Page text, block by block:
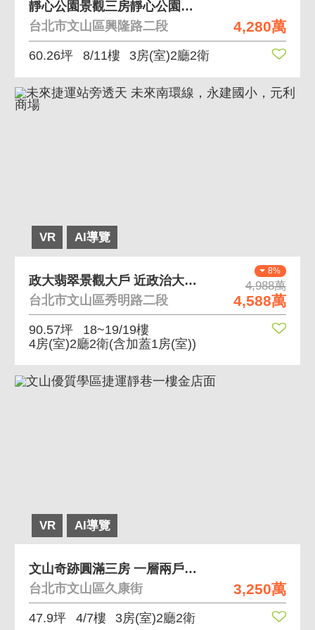
4,280萬
靜心公園景觀三房靜心公園景觀三房 公園靜巷 靜心學
台北市文山區興隆路二段
60.26坪 8/11樓 3房(室)2廳2衛
VR AI導覽
8%
4,988萬
4,588萬
政大翡翠景觀大戶 近政治大學低公設比景觀好
台北市文山區秀明路二段
90.57坪
18~19/19樓
4房(室)2廳2衛(含加蓋1房(室))
VR AI導覽
3,250萬
文山奇跡圓滿三房 一層兩戶，保全管理，有垃圾代收
台北市文山區久康街
47.9坪 4/7樓 3房(室)2廳2衛